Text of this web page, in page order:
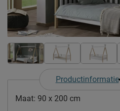
Productinformatie
Maat: 90 x 200 cm